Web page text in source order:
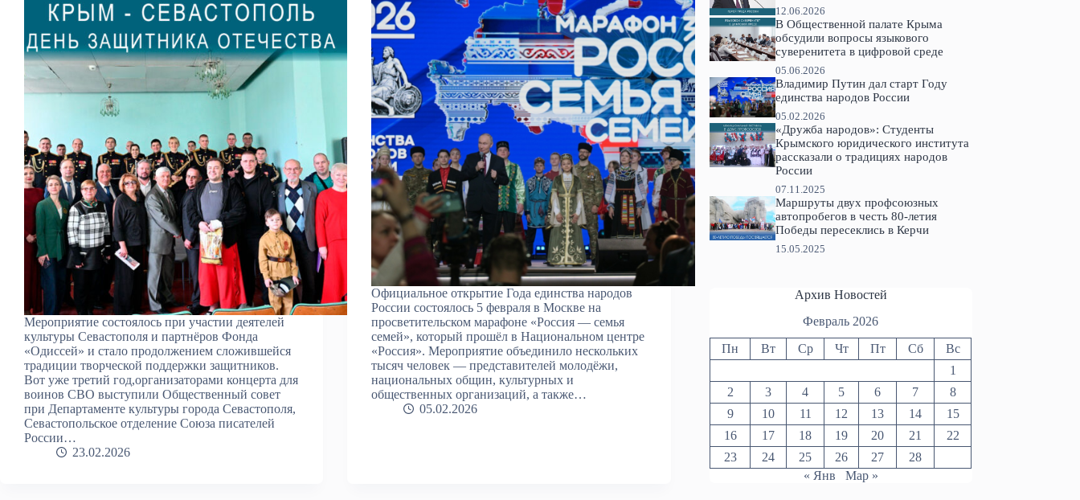
Мероприятие состоялось при участии деятелей
культуры Севастополя и партнёров Фонда
«Одиссей» и стало продолжением сложившейся
традиции творческой поддержки защитников.
Вот уже третий год,организаторами концерта для
воинов СВО выступили Общественный совет
при Департаменте культуры города Севастополя,
Севастопольское отделение Союза писателей
России…
23.02.2026
Официальное открытие Года единства народов
России состоялось 5 февраля в Москве на
просветительском марафоне «Россия — семья
семей», который прошёл в Национальном центре
«Россия». Мероприятие объединило нескольких
тысяч человек — представителей молодёжи,
национальных общин, культурных и
общественных организаций, а также…
05.02.2026
12.06.2026
В Общественной палате Крыма
обсудили вопросы языкового
суверенитета в цифровой среде
05.06.2026
Владимир Путин дал старт Году
единства народов России
05.02.2026
«Дружба народов»: Студенты
Крымского юридического института
рассказали о традициях народов
России
07.11.2025
Маршруты двух профсоюзных
автопробегов в честь 80-летия
Победы пересеклись в Керчи
15.05.2025
Архив Новостей
Февраль 2026
Пн Вт Ср Чт Пт Сб
Вс
1
2
3 4 5 6 7
8
9
10 11 12 13 14
15
16
17 18 19 20 21
22
23
24 25 26 27
28
« Янв
Мар »